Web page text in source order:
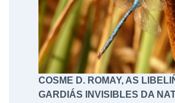
COSME D. ROMAY, AS
GARDIÁS INVISIBLES DA